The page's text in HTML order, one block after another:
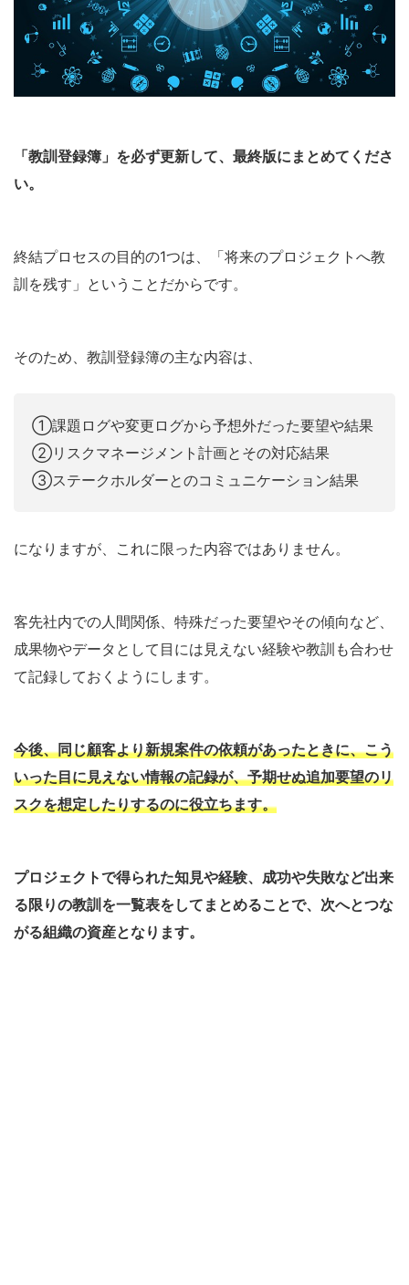
「教訓登録簿」を必ず更新して、最終版にまとめてくださ
い。
終結プロセスの目的の1つは、「将来のプロジェクトへ教
訓を残す」ということだからです。
そのため、教訓登録簿の主な内容は、
①課題ログや変更ログから予想外だった要望や結果
②リスクマネージメント計画とその対応結果
③ステークホルダーとのコミュニケーション結果
になりますが、これに限った内容ではありません。
客先社内での人間関係、特殊だった要望やその傾向など、
成果物やデータとして目には見えない経験や教訓も合わせ
て記録しておくようにします。
今後、同じ顧客より新規案件の依頼があったときに、こう
いった目に見えない情報の記録が、予期せぬ追加要望のリ
スクを想定したりするのに役立ちます。
プロジェクトで得られた知見や経験、成功や失敗など出来
る限りの教訓を一覧表をしてまとめることで、次へとつな
がる組織の資産となります。